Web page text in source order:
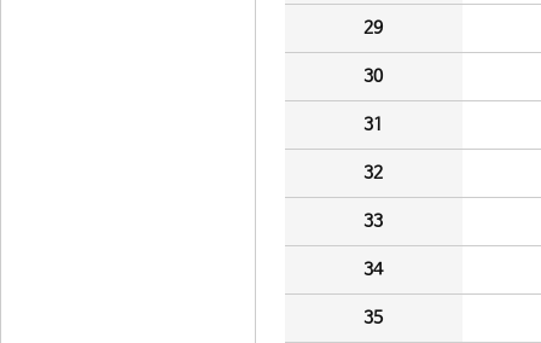
29
30
31
32
33
34
35